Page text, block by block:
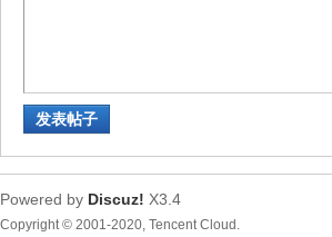
发表帖子
Powered by Discuz! X3.4
Copyright © 2001-2020, Tencent Cloud.